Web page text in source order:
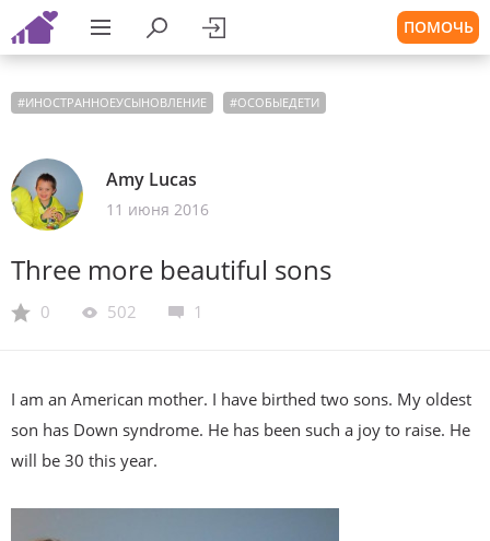
ПОМОЧЬ
#ИНОСТРАННОЕУСЫНОВЛЕНИЕ #ОСОБЫЕДЕТИ
Amy Lucas
11 июня 2016
Three more beautiful sons
0 502 1
I am an American mother. I have birthed two sons. My oldest
son has Down syndrome. He has been such a joy to raise. He
will be 30 this year.